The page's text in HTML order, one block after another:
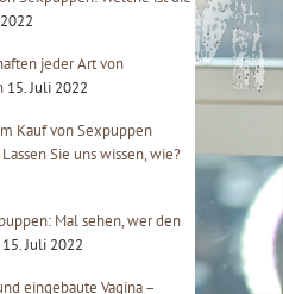
jeder Art von
15. Juli 2022
Kauf von Sexpuppen
Sie uns wissen, wie?
Mal sehen, wer den
15. Juli 2022
eingebaute Vagina –